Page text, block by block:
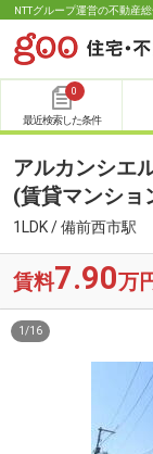
NTTグループ運営の不動産
0
最近検索した条件
アルカンシエ
(賃貸マンショ
1LDK / 備前西市駅
賃料7.90万
1 /16